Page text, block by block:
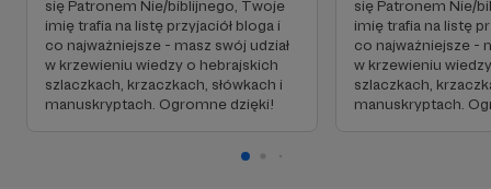
się Patronem Nie/biblijnego, Twoje
imię trafia na listę przyjaciół bloga i
co najważniejsze - masz swój udział
w krzewieniu wiedzy o hebrajskich
szlaczkach, krzaczkach, słówkach i
manuskryptach. Ogromne dzięki!
się Patronem Nie/
imię trafia na listę
co najważniejsze -
w krzewieniu
szlaczkach,
manuskryptach.